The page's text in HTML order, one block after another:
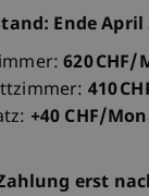
Ende April
620
410
+40 CHF/
erst